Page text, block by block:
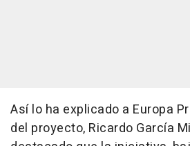
Así lo ha explicado a Europa
del proyecto, Ricardo García